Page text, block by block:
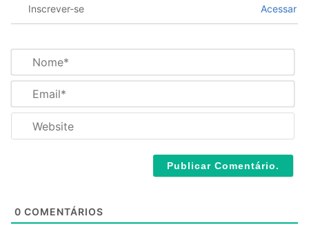
Inscrever-se Acessar
m
*a
l
0 COMENTÁRIOS